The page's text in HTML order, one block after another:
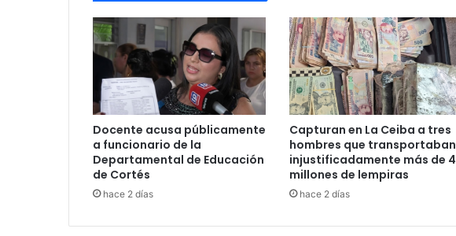
Docente acusa públicamente
a funcionario de la
Departamental de Educación
de Cortés
hace 2 días
Capturan en La Ceiba a tres
hombres que transportaban
injustificadamente más de 4
millones de lempiras
hace 2 días